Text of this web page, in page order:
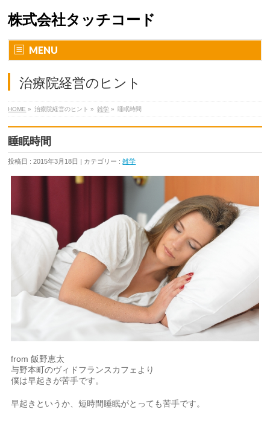
株式会社タッチコード
MENU
治療院経営のヒント
HOME » 治療院経営のヒント » 雑学 » 睡眠時間
睡眠時間
投稿日 : 2015年3月18日 | カテゴリー :雑学
from 飯野恵太
与野本町のヴィドフランスカフェより
僕は早起きが苦手です。
早起きというか、短時間睡眠がとっても苦手です。